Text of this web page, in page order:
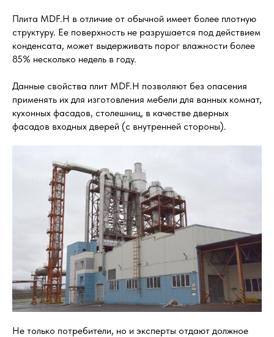
Плита MDF.H в отличие от обычной имеет более плотную
структуру. Ее поверхность не разрушается под действием
конденсата, может выдерживать порог влажности более
85% несколько недель в году.
Данные свойства плит MDF.H позволяют без опасения
применять их для изготовления мебели для ванных комнат,
кухонных фасадов, столешниц, в качестве дверных
фасадов входных дверей (с внутренней стороны).
Не только потребители, но и эксперты отдают должное